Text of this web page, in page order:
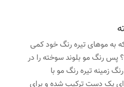
به موهای تیره رنگ خود کمی
پس رنگ مو بلوند سوخته را در
زمینه تیره رنگ مو با
یک دست ترکیب شده و برای